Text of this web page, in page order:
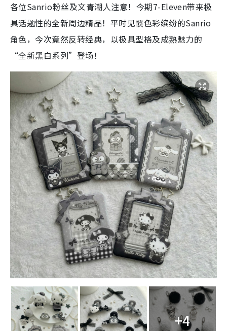
各位Sanrio粉丝及文青潮人注意！今期7-Eleven带来极
具话题性的全新周边精品！平时见惯色彩缤纷的Sanrio
角色，今次竟然反转经典，以极具型格及成熟魅力的
“全新黑白系列”登场！
+4